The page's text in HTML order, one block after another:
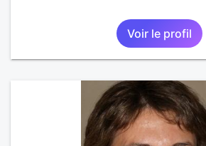
Voir le profil